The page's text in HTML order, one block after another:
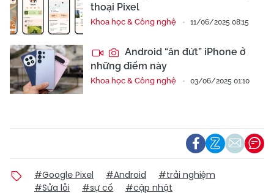
thoại Pixel
Khoa học & Công nghệ 11/06/2025 08:15
Android “ăn đứt” iPhone ở
những điểm này
Khoa học & Công nghệ 03/06/2025 01:10
#Google Pixel #Android
#trải nghiệm
#Sửa lỗi
#sự cố #cập nhật